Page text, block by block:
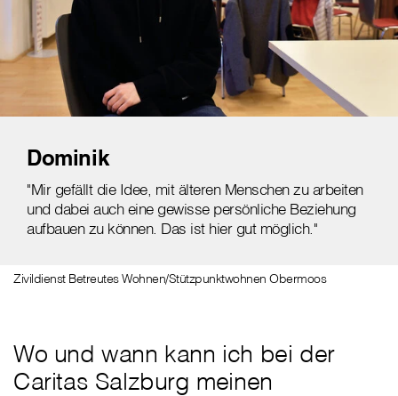
Dominik
"Mir gefällt die Idee, mit älteren Menschen zu arbeiten
und dabei auch eine gewisse persönliche Beziehung
aufbauen zu können. Das ist hier gut möglich."
Zivildienst Betreutes Wohnen/Stützpunktwohnen Obermoos
Wo und wann kann ich bei der
Caritas Salzburg meinen